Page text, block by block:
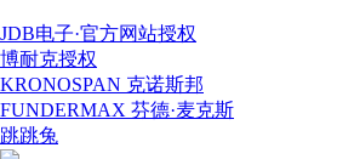
JDB电子·官方网站授权
博耐克授权
KRONOSPAN 克诺斯邦
FUNDERMAX 芬德·麦克斯
跳跳兔